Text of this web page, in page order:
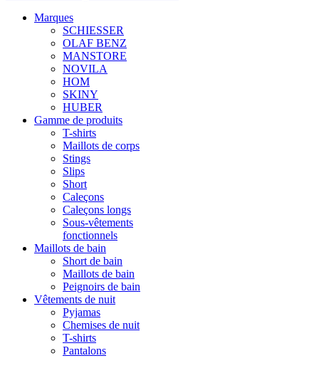
Marques
SCHIESSER
OLAF BENZ
MANSTORE
NOVILA
HOM
SKINY
HUBER
Gamme de produits
T-shirts
Maillots de corps
Stings
Slips
Short
Caleçons
Caleçons longs
Sous-vêtements
fonctionnels
Maillots de bain
Short de bain
Maillots de bain
Peignoirs de bain
Vêtements de nuit
Pyjamas
Chemises de nuit
T-shirts
Pantalons